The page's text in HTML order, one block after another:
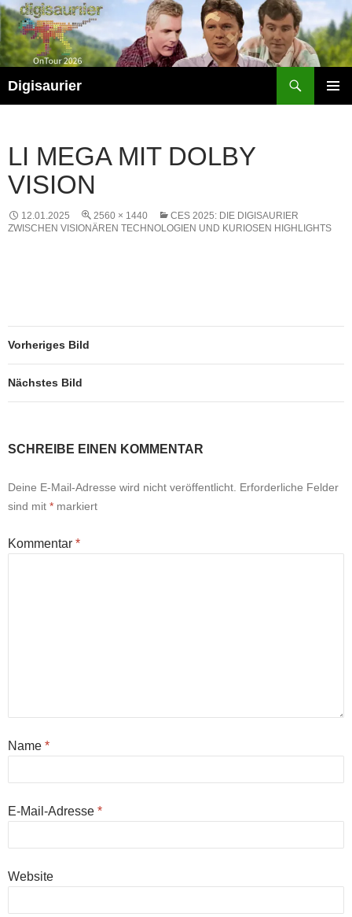
Zum
Inhalt
springen
Digisaurier
LI MEGA MIT DOLBY
VISION
12.01.2025 2560 × 1440
CES 2025: DIE DIGISAURIER
ZWISCHEN VISIONÄREN TECHNOLOGIEN UND KURIOSEN HIGHLIGHTS
Vorheriges Bild
Nächstes Bild
SCHREIBE EINEN KOMMENTAR
Deine E-Mail-Adresse wird nicht veröffentlicht. Erforderliche Felder
sind mit * markiert
Kommentar *
Name *
E-Mail-Adresse *
Website